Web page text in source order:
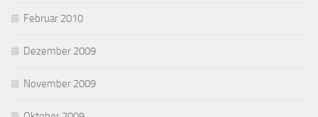
Februar 2010
Dezember 2009
November 2009